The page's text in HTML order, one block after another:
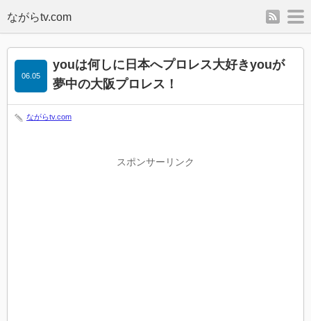
rss
youは何しに日本へプロレス大好きyouが
夢中の大阪プロレス！
06.05
ながらtv.com
スポンサーリンク